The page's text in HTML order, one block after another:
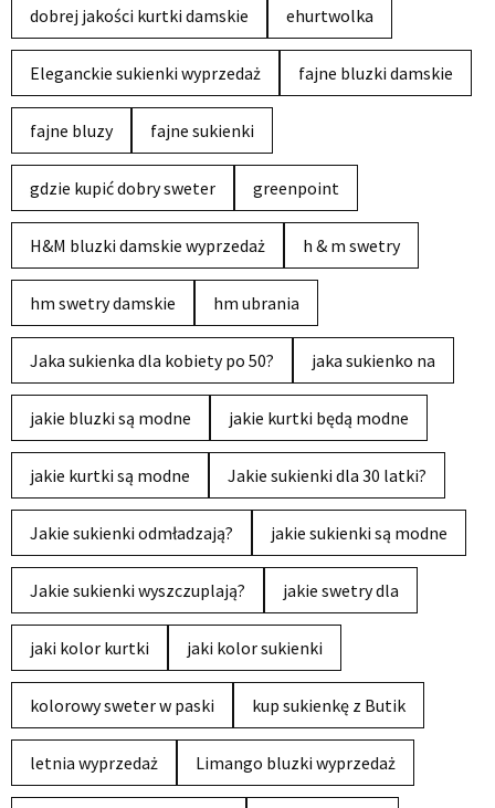
dobrej jakości kurtki damskie ehurtwolka
Eleganckie sukienki wyprzedaż fajne bluzki damskie
fajne bluzy fajne sukienki
gdzie kupić dobry sweter greenpoint
H&M bluzki damskie wyprzedaż h & m swetry
hm swetry damskie hm ubrania
Jaka sukienka dla kobiety po 50? jaka sukienko na
jakie bluzki są modne jakie kurtki będą modne
jakie kurtki są modne Jakie sukienki dla 30 latki?
Jakie sukienki odmładzają? jakie sukienki są modne
Jakie sukienki wyszczuplają? jakie swetry dla
jaki kolor kurtki jaki kolor sukienki
kolorowy sweter w paski kup sukienkę z Butik
letnia wyprzedaż Limango bluzki wyprzedaż